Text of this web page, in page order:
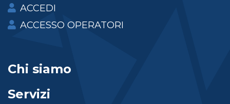
Chi siamo
Servizi
ACCEDI
ACCESSO OPERATORI